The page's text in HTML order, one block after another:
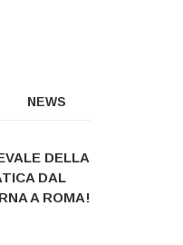
NEWS
DELLA
DAL
A ROMA!